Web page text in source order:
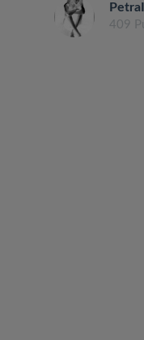
409